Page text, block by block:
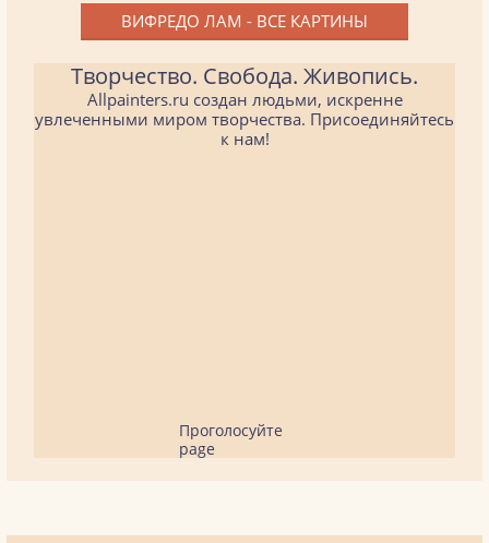
ВИФРЕДО ЛАМ - ВСЕ КАРТИНЫ
Творчество. Свобода. Живопись.
Allpainters.ru создан людьми, искренне
увлеченными миром творчества. Присоединяйтесь
к нам!
Проголосуйте
page